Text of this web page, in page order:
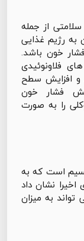
از جمله
به رژیم غذایی
خون باشد.
فلاونوئیدی
و افزایش سطح
فشار خون
را به صورت
است که به
نشان داد
می تواند به میزان